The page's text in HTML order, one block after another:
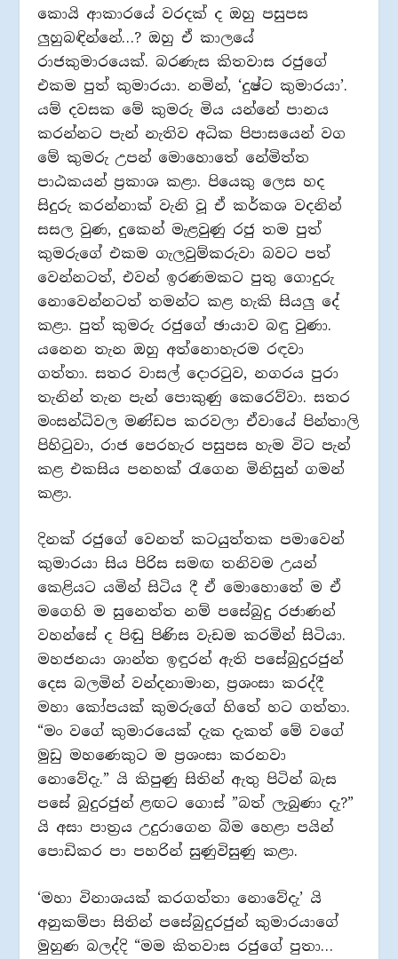
කොයි ආකාරයේ වරදක් ද ඔහු පසුපස
ලුහුබඳින්නේ…? ඔහු ඒ කාලයේ
රාජකුමාරයෙක්. බරණැස කිතවාස රජුගේ
එකම පුත් කුමාරයා. නමින්, ‘දුෂ්ට කුමාරයා’.
යම් දවසක මේ කුමරු මිය යන්නේ පානය
කරන්නට පැන් නැතිව අධික පිපාසයෙන් වග
මේ කුමරු උපන් මොහොතේ නේමිත්ත
පාඨකයන් ප්‍රකාශ කළා. පියෙකු ලෙස හද
සිදුරු කරන්නාක් වැනි වූ ඒ කර්කශ වදනින්
සසල වුණ, දුකෙන් මැළවුණු රජු තම පුත්
කුමරුගේ එකම ගැලවුම්කරුවා බවට පත්
වෙන්නටත්, එවන් ඉරණමකට පුතු ගොදුරු
නොවෙන්නටත් තමන්ට කළ හැකි සියලු දේ
කළා. පුත් කුමරු රජුගේ ඡායාව බඳු වුණා.
යනෙන තැන ඔහු අත්නොහැරම රඳවා
ගත්තා. සතර වාසල් දොරටුව, නගරය පුරා
තැනින් තැන පැන් පොකුණු කෙරෙව්වා. සතර
මංසන්ධිවල මණ්ඩප කරවලා ඒවායේ පින්තාලි
පිහිටුවා, රාජ පෙරහැර පසුපස හැම විට පැන්
කළ එකසිය පනහක් රැගෙන මිනිසුන් ගමන්
කළා.
දිනක් රජුගේ වෙනත් කටයුත්තක පමාවෙන්
කුමාරයා සිය පිරිස සමඟ තනිවම උයන්
කෙළියට යමින් සිටිය දී ඒ මොහොතේ ම ඒ
මගෙහි ම සුනෙත්ත නම් පසේබුදු රජාණන්
වහන්සේ ද පිඬු පිණිස වැඩම කරමින් සිටියා.
මහජනයා ශාන්ත ඉඳුරන් ඇති පසේබුදුරජුන්
දෙස බලමින් වන්දනාමාන, ප්‍රශංසා කරද්දී
මහා කෝපයක් කුමරුගේ හිතේ හට ගත්තා.
“මං වගේ කුමාරයෙක් දැක දැකත් මේ වගේ
මුඩු මහණෙකුට ම ප්‍රශංසා කරනවා
නොවේදැ.” යි කිපුණු සිතින් ඇතු පිටින් බැස
පසේ බුදුරජුන් ළඟට ගොස් ”බත් ලැබුණා දැ?”
යි අසා පාත්‍රය උදුරාගෙන බිම හෙළා පයින්
පොඩිකර පා පහරින් සුණුවිසුණු කළා.
‘මහා විනාශයක් කරගත්තා නොවේදැ’ යි
අනුකම්පා සිතින් පසේබුදුරජුන් කුමාරයාගේ
මුහුණ බලද්දි “මම කිතවාස රජුගේ පුතා…